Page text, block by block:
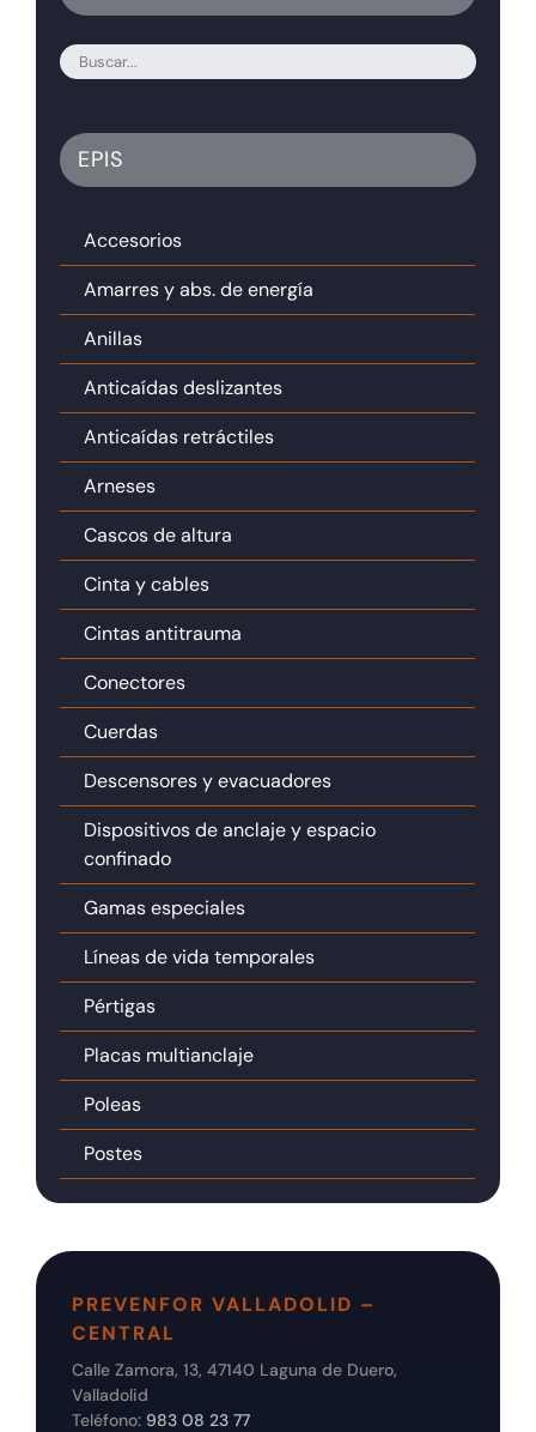
EPIS
Accesorios
Amarres y abs. de energía
Anillas
Anticaídas deslizantes
Anticaídas retráctiles
Arneses
Cascos de altura
Cinta y cables
Cintas antitrauma
Conectores
Cuerdas
Descensores y evacuadores
Dispositivos de anclaje y espacio
confinado
Gamas especiales
Líneas de vida temporales
Pértigas
Placas multianclaje
Poleas
Postes
PREVENFOR VALLADOLID –
CENTRAL
Calle Zamora, 13, 47140 Laguna de Duero,
Valladolid
Teléfono: 983 08 23 77